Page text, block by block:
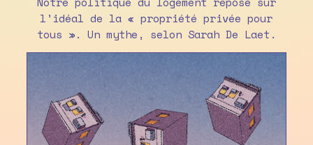
l’idéal de la « propriété privée pour
tous ». Un mythe, selon Sarah De Laet.